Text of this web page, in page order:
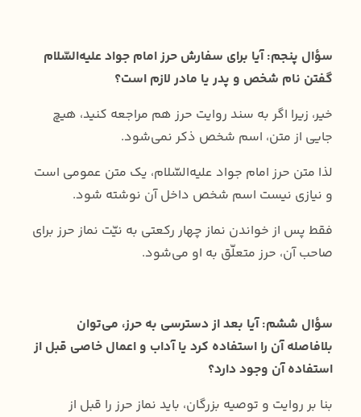
سؤال پنجم: آیا برای سفارش حرز امام جواد علیه‌السّلام
گفتن نام شخص و پدر یا مادر لازم است؟
خیر، زیرا اگر به سند روایت حرز هم مراجعه کنید، هیچ
جایی از متن، اسم شخص ذکر نمی‌شود.
لذا متن حرز امام جواد علیه‌السّلام، یک متن عمومی است
و نیازی نیست اسم شخص داخل آن نوشته شود.
فقط پس از خواندن نماز چهار رکعتی به نیّت نماز حرز برای
صاحب آن، حرز متعلّق به او می‌شود.
سؤال ششم: آیا بعد از دسترسی به حرز، می‌توان
بلافاصله آن را استفاده کرد یا آداب و اعمال خاصی قبل از
استفاده آن وجود دارد؟
بنا بر روایت و توصیه بزرگان، باید نماز حرز را قبل از